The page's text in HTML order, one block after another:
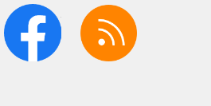
facebook